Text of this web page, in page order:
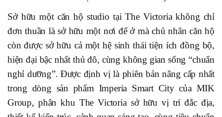
Sở hữu một căn hộ studio tại The Victoria không chỉ
đơn thuần là sở hữu một nơi để ở mà chủ nhân căn hộ
còn được sở hữu cả một hệ sinh thái tiện ích đồng bộ,
hiện đại bậc nhất thủ đô, cùng không gian sống “chuẩn
nghỉ dưỡng”. Được định vị là phiên bản nâng cấp nhất
trong dòng sản phẩm Imperia Smart City của MIK
Group, phân khu The Victoria sở hữu vị trí đắc địa,